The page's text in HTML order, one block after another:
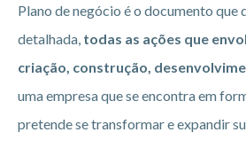
Plano de negócio é o documento que
detalhada, todas as ações que
criação, construção,
uma empresa que se encontra em
pretende se transformar e expandir